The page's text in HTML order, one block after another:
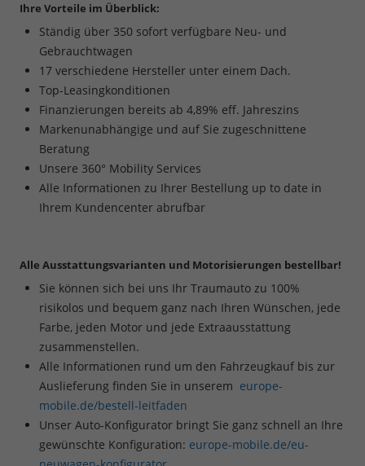
Ihre Vorteile im Überblick:
Ständig über 350 sofort verfügbare Neu- und
Gebrauchtwagen
17 verschiedene Hersteller unter einem Dach.
Top-Leasingkonditionen
Finanzierungen bereits ab 4,89% eff. Jahreszins
Markenunabhängige und auf Sie zugeschnittene
Beratung
Unsere 360° Mobility Services
Alle Informationen zu Ihrer Bestellung up to date in
Ihrem Kundencenter abrufbar
Alle Ausstattungsvarianten und Motorisierungen bestellbar!
Sie können sich bei uns Ihr Traumauto zu 100%
risikolos und bequem ganz nach Ihren Wünschen, jede
Farbe, jeden Motor und jede Extraausstattung
zusammenstellen.
Alle Informationen rund um den Fahrzeugkauf bis zur
Auslieferung finden Sie in unserem europe-
mobile.de/bestell-leitfaden
Unser Auto-Konfigurator bringt Sie ganz schnell an Ihre
gewünschte Konfiguration: europe-mobile.de/eu-